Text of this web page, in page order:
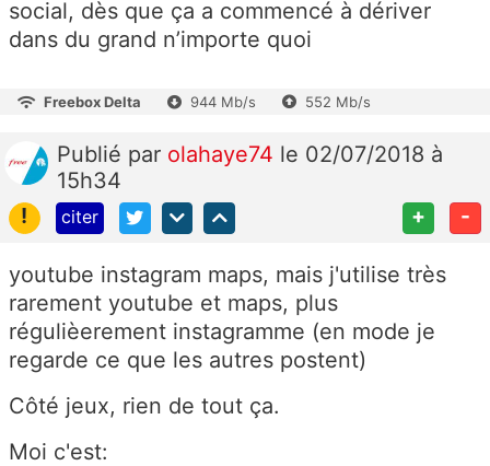
social, dès que ça a commencé à dériver
dans du grand n’importe quoi
Freebox Delta 944 Mb/s 552 Mb/s
Publié par olahaye74 le 02/07/2018 à
15h34
!
citer + -
youtube instagram maps, mais j'utilise très
rarement youtube et maps, plus
régulièerement instagramme (en mode je
regarde ce que les autres postent)
Côté jeux, rien de tout ça.
Moi c'est: